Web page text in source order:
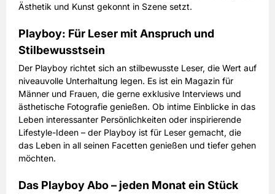
Ästhetik und Kunst gekonnt in Szene setzt.
Playboy: Für Leser mit Anspruch und
Stilbewusstsein
Der Playboy richtet sich an stilbewusste Leser, die Wert auf
niveauvolle Unterhaltung legen. Es ist ein Magazin für
Männer und Frauen, die gerne exklusive Interviews und
ästhetische Fotografie genießen. Ob intime Einblicke in das
Leben interessanter Persönlichkeiten oder inspirierende
Lifestyle-Ideen – der Playboy ist für Leser gemacht, die
das Leben in all seinen Facetten genießen und tiefer gehen
möchten.
Das Playboy Abo – jeden Monat ein Stück